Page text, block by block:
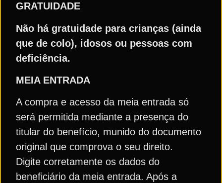
GRATUIDADE
Não há gratuidade para crianças (ainda
que de colo), idosos ou pessoas com
deficiência.
MEIA ENTRADA
A compra e acesso da meia entrada só
será permitida mediante a presença do
titular do benefício, munido do documento
original que comprova o seu direito.
Digite corretamente os dados do
beneficiário da meia entrada. Após a